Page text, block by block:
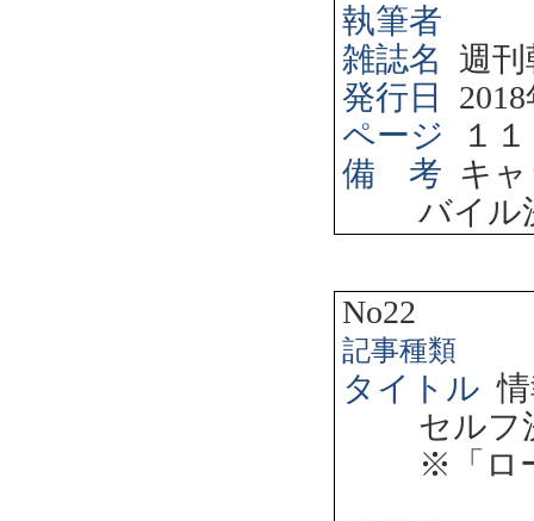
執筆者
雑誌名
週刊
発行日
2018
ページ
１
備 考 キ
バイル
No22
記事種類
タイトル
セル
※「ロ